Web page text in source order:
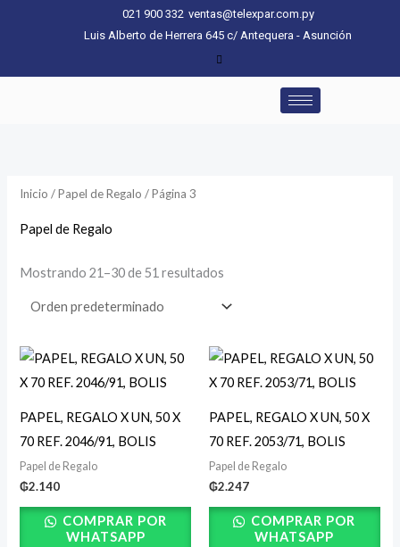
021 900 332 ventas@telexpar.com.py
Luis Alberto de Herrera 645 c/ Antequera - Asunción
Inicio /Papel de Regalo / Página 3
Papel de Regalo
Mostrando 21–30 de 51 resultados
PAPEL, REGALO X UN, 50 X
70 REF. 2046/91, BOLIS
Papel de Regalo
₲2.140
COMPRAR POR
WHATSAPP
PAPEL, REGALO X UN, 50 X
70 REF. 2053/71, BOLIS
Papel de Regalo
₲2.247
COMPRAR POR
WHATSAPP